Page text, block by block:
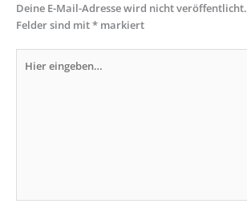
Deine E-Mail-Adresse wird nicht veröffentlicht.
Felder sind mit* markiert
eingeben…